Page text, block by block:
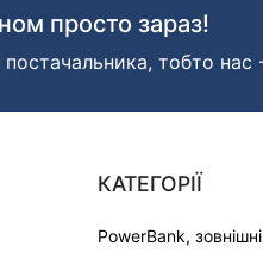
просто зараз!
тобто
КАТЕГОРІЇ
PowerBank,